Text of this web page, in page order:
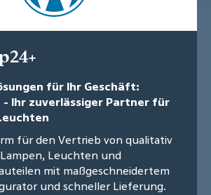
für Ihr Geschäft:
- Ihr zuverlässiger Partner für
für den Vertrieb von qualitativ
Leuchten und
mit maßgeschneidertem
und schneller Lieferung.